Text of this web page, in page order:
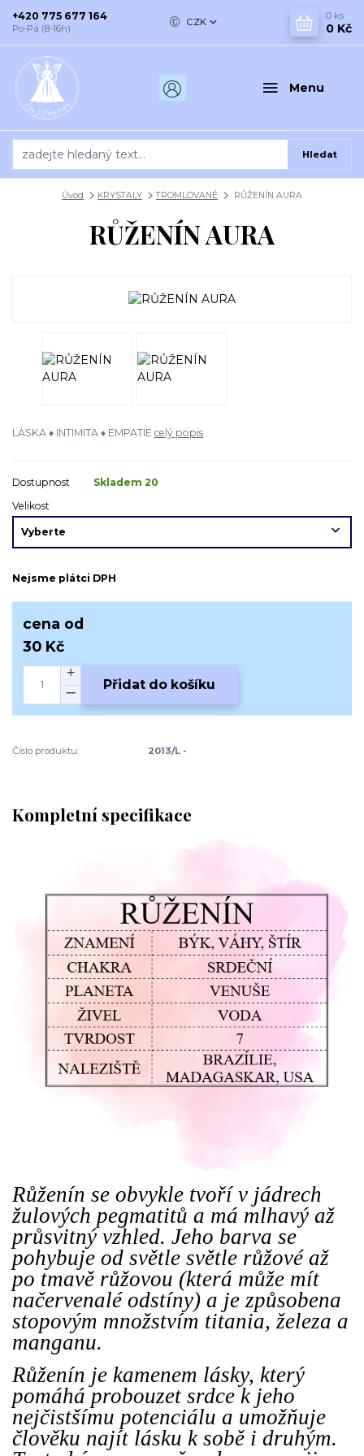
Menu
CZK
Hledat
+420 775 677 164
Po-Pá (8-16h)
0 ks
0 Kč
Úvod KRYSTALY TROMLOVANÉ RŮŽENÍN AURA
RŮŽENÍN AURA
LÁSKA ♦ INTIMITA ♦ EMPATIE celý popis
Dostupnost
Skladem 20
Velikost
Nejsme plátci DPH
cena od
30 Kč
Přidat do košíku
Číslo produktu: 2013/L -
Kompletní specifikace
Růženín se obvykle tvoří v jádrech
žulových pegmatitů a má mlhavý až
průsvitný vzhled. Jeho barva se
pohybuje od světle světle růžové až
po tmavě růžovou (která může mít
načervenalé odstíny) a je způsobena
stopovým množstvím titania, železa a
manganu.
Růženín je kamenem lásky, který
pomáhá probouzet srdce k jeho
nejčistšímu potenciálu a umožňuje
člověku najít lásku k sobě i druhým.